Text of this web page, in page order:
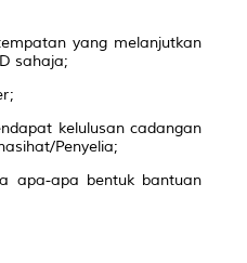
yang melanjutkan
sahaja;
kelulusan cadangan
Penyelia;
apa-apa bentuk bantuan